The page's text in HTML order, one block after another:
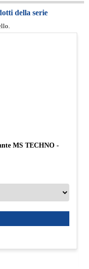
della serie
MS TECHNO -